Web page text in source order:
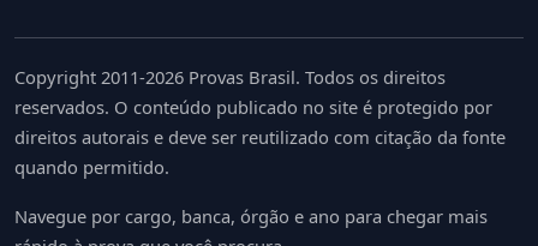
Copyright 2011-2026 Provas Brasil. Todos os direitos
reservados. O conteúdo publicado no site é protegido por
direitos autorais e deve ser reutilizado com citação da fonte
quando permitido.
Navegue por cargo, banca, órgão e ano para chegar mais